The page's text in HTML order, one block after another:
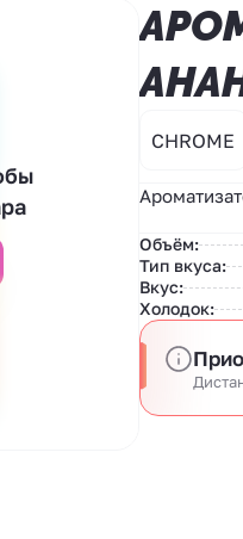
CHROME
Объём:
Тип вкуса:
Вкус:
Холодок: